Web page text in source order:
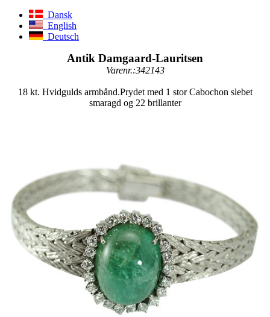
Dansk
English
Deutsch
Antik Damgaard-Lauritsen
Varenr.:342143
18 kt. Hvidgulds armbånd.Prydet med 1 stor Cabochon slebet
smaragd og 22 brillanter